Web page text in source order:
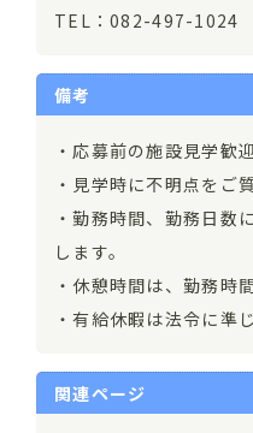
TEL：082-497-1024
備考
・応募前の施設見学歓迎
・見学時に不明点をご
・勤務時間、勤務日数
します。
・休憩時間は、勤務時
・有給休暇は法令に準
関連ページ